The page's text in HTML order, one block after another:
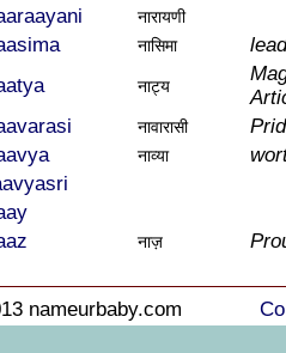
नारायणी
नासिमा
नाट्य
नावारासी
नाव्या
नाज़
nameurbaby.com